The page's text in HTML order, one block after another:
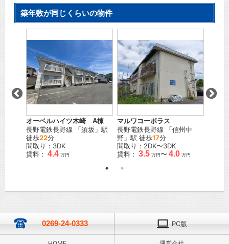
築年数が同じくらいの物件
オーベルハイツ木崎 A棟
長野電鉄長野線 「須坂 」駅
徒歩22分
間取り：3DK
賃料： 4.4 万円
マルワコーポラス
長野電鉄長野線 「信州中
野 」駅 徒歩17分
間取り：2DK〜3DK
賃料： 3.5 万円〜 4.0 万円
0269-24-0333 PC版